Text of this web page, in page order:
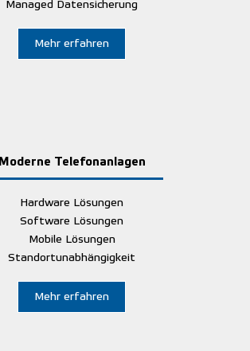
Managed Datensicherung
Mehr erfahren
Moderne Telefonanlagen
Hardware Lösungen
Software Lösungen
Mobile Lösungen
Standortunabhängigkeit
Mehr erfahren